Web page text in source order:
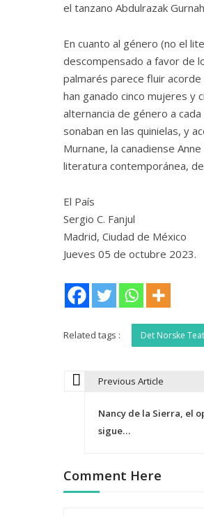
el tanzano Abdulrazak
En cuanto al género (no el
descompensado a favor de
palmarés parece fluir
han ganado cinco mujeres y
alternancia de género a
sonaban en las quinielas, y
Murnane, la canadiense
literatura contemporánea,
El País
Sergio C. Fanjul
Madrid, Ciudad de México
Jueves 05 de octubre 2023.
Related tags : Det Norske
v
e
Previous Article
Nancy de la Sierra, el
sigue…
Comment Here